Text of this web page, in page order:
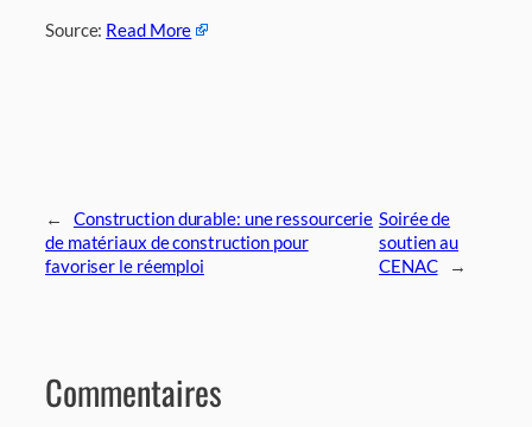
Source: Read More
←
Construction durable: une ressourcerie
de matériaux de construction pour
favoriser le réemploi
Soirée de
soutien au
CENAC
→
Commentaires